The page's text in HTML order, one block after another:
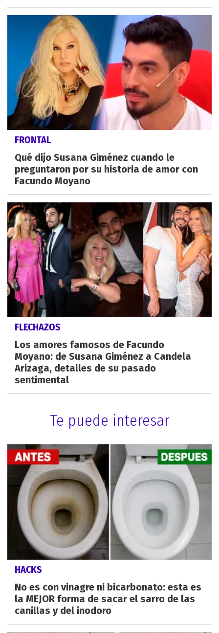
FRONTAL
Qué dijo Susana Giménez cuando le
preguntaron por su historia de amor con
Facundo Moyano
FLECHAZOS
Los amores famosos de Facundo
Moyano: de Susana Giménez a Candela
Arizaga, detalles de su pasado
sentimental
Te puede interesar
HACKS
No es con vinagre ni bicarbonato: esta es
la MEJOR forma de sacar el sarro de las
canillas y del inodoro